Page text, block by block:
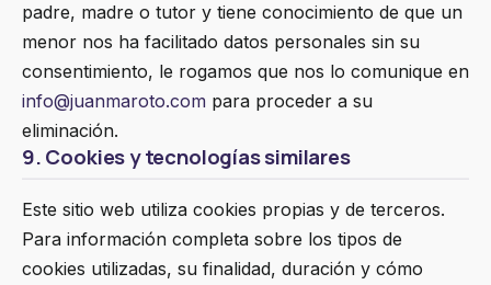
padre, madre o tutor y tiene conocimiento de que un
menor nos ha facilitado datos personales sin su
consentimiento, le rogamos que nos lo comunique en
info@juanmaroto.com para proceder a su
eliminación.
9. Cookies y tecnologías similares
Este sitio web utiliza cookies propias y de terceros.
Para información completa sobre los tipos de
cookies utilizadas, su finalidad, duración y cómo